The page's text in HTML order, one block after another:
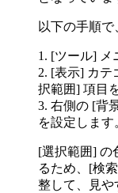
以下の手順で
1. [ツール] メ
2. [表示] カテ
択範囲] 項目
3. 右側の [背
を設定します
[選択範囲] の
るため、[検
整して、見や